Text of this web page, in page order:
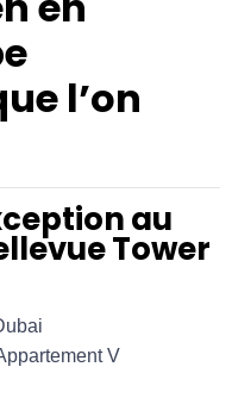
l’on
au
Tower
V